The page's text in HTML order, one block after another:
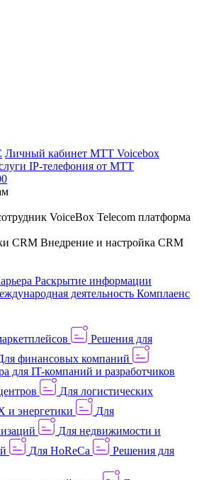
Личный кабинет МТТ Voicebox
IP-телефония от МТТ
VoiceBox Telecom платформа
CRM Внедрение и настройка CRM
Раскрытие информации
деятельность Комплаенс
Решения для
финансовых компаний
для IT-компаний и разработчиков
Для логистических
энергетики
Для
Для недвижимости и
Для HoReCa
Решения для